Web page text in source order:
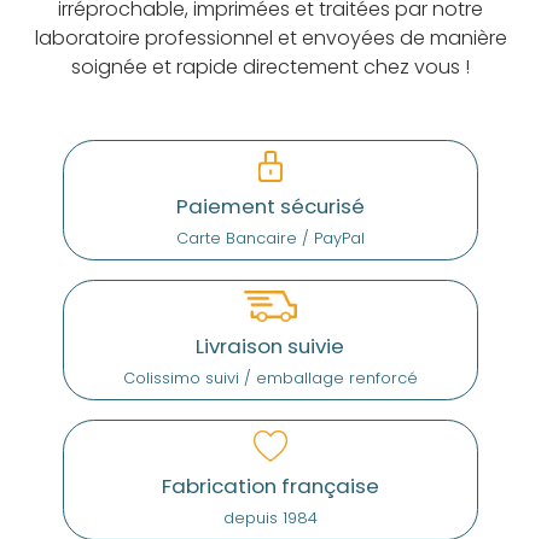
irréprochable, imprimées et traitées par notre
laboratoire professionnel et envoyées de manière
soignée et rapide directement chez vous !
Paiement sécurisé
Carte Bancaire / PayPal
Livraison suivie
Colissimo suivi / emballage renforcé
Fabrication française
depuis 1984